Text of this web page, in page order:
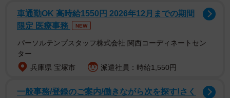
車通勤OK 高時給1550円 2026年12月までの期間
限定 医療事務
NEW
パーソルテンプスタッフ株式会社 関西コーディネートセン
ター
兵庫県 宝塚市
派遣社員：時給1,550円
一般事務/登録のご案内/働きながら次を探す!さく